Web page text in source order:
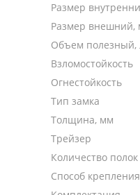
Размер
Размер внешний,
Объем полезный,
Взломостойкость
Огнестойкость
Тип замка
Толщина, мм
Трейзер
Количество полок
Способ крепления